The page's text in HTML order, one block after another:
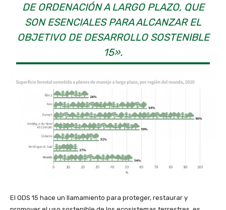
DE ORDENACIÓN A LARGO PLAZO, QUE
SON ESENCIALES PARA ALCANZAR EL
OBJETIVO DE DESARROLLO SOSTENIBLE
15».
El ODS 15 hace un llamamiento para proteger, restaurar y